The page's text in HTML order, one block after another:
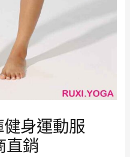
身運動服
直銷